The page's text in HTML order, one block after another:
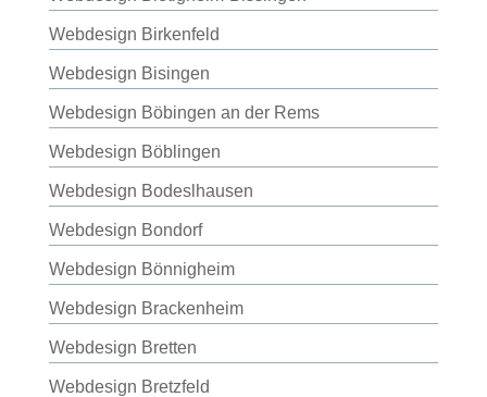
Webdesign Birkenfeld
Webdesign Bisingen
Webdesign Böbingen an der Rems
Webdesign Böblingen
Webdesign Bodeslhausen
Webdesign Bondorf
Webdesign Bönnigheim
Webdesign Brackenheim
Webdesign Bretten
Webdesign Bretzfeld